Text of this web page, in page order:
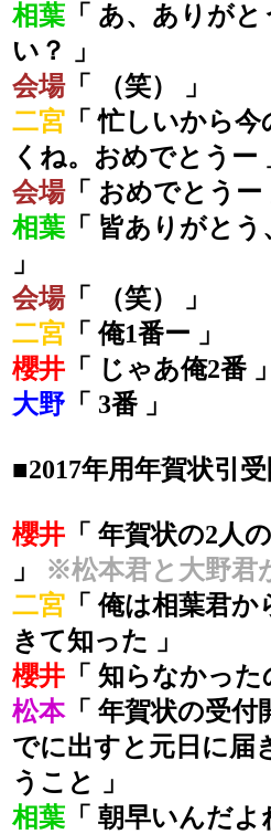
相葉 「 あ、ありが
い？ 」
会場「 （笑） 」
二宮 「 忙しいから
くね。おめでとうー
会場「 おめでとうー
相葉 「 皆ありがと
」
会場「 （笑） 」
二宮 「 俺1番ー 」
櫻井 「 じゃあ俺2番 」
大野 「 3番 」
■2017年用年賀状引
櫻井 「 年賀状の2人
」
※松本君と大野君
二宮 「 俺は相葉君
きて知った 」
櫻井 「 知らなかった
松本「 年賀状の受付
でに出すと元日に届
うこと 」
相葉 「 朝早いんだよ